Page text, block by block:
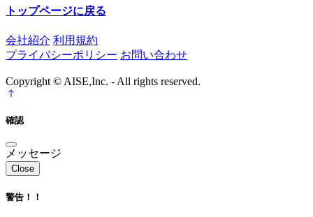
トップページに戻る
会社紹介 利用規約
プライバシーポリシー お問い合わせ
Copyright © AISE,Inc. - All rights reserved.
確認
メッセージ
Close
警告！！